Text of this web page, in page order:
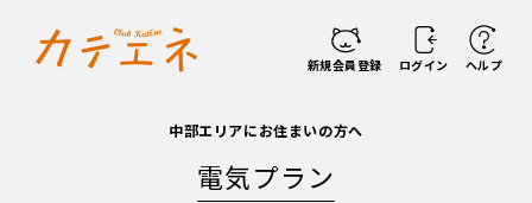
新規会員登録 ログイン ヘルプ
中部エリアにお住まいの方へ
電気プラン